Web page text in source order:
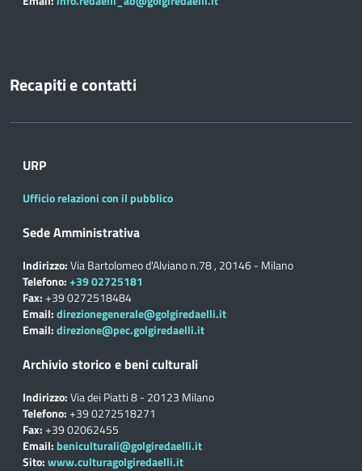
Recapiti e contatti
URP
Ufficio relazioni con il pubblico
Sede Amministrativa
Indirizzo:Via Bartolomeo d'Alviano n.78 , 20146 - Milano
Telefono:+39 02725181
Fax:+39 0272518484
Email:direzionegenerale@golgiredaelli.it
Email:direzione@pec.golgiredaelli.it
Archivio storico e beni culturali
Indirizzo:Via dei Piatti 8 - 20123 Milano
Telefono:+39 0272518271
Fax:+39 02062455
Email: beniculturali@golgiredaelli.it
Sito:www.culturagolgiredaelli.it